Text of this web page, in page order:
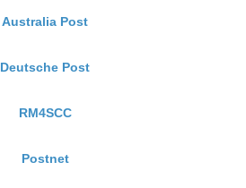
Australia Post
Deutsche Post
RM4SCC
Postnet